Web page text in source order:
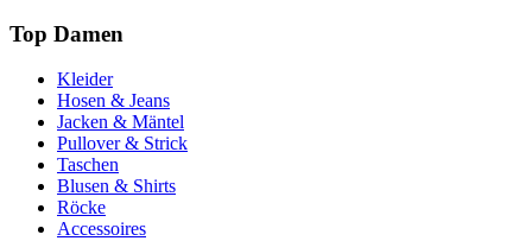
Top Damen
Kleider
Hosen & Jeans
Jacken & Mäntel
Pullover & Strick
Taschen
Blusen & Shirts
Röcke
Accessoires